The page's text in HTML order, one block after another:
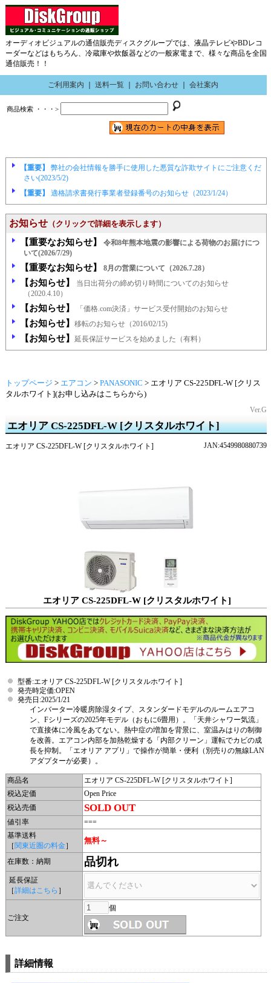
オーディオビジュアルの通信販売ディスクグループでは、液晶テレビやBDレコ
ーダーなどはもちろん、冷蔵庫や炊飯器などの一般家電まで、様々な商品を全国
通信販売！！
ご利用案内 送料一覧 お問い合わせ 会社案内
商品検索 ・・・>
【重要】
弊社の会社情報を勝手に使用した悪質な詐欺サイトにご注意くだ
さい(2023/5/2)
【重要】
適格請求書発行事業者登録番号のお知らせ（2023/1/24）
お知らせ （クリックで詳細を表示します）
【重要なお知らせ】
令和8年熊本地震の影響による荷物のお届けにつ
いて(2026/7/29)
【重要なお知らせ】 8月の営業について（2026.7.28）
【お知らせ】
当日出荷分の締め切り時間についてのお知らせ
（2020.4.10）
【お知らせ】 「価格.com決済」サービス受付開始のお知らせ
【お知らせ】 移転のお知らせ（2016/02/15)
【お知らせ】 延長保証サービスを始めました（有料）
トップページ > エアコン > PANASONIC > エオリア CS-225DFL-W [クリス
タルホワイト](お申し込みはこちらから)
Ver.G
エオリア CS-225DFL-W [クリスタルホワイト]
エオリア CS-225DFL-W [クリスタルホワイト] JAN:4549980880739
エオリア CS-225DFL-W [クリスタルホワイト]
型番:エオリア CS-225DFL-W [クリスタルホワイト]
発売時定価:OPEN
発売日:2025/1/21
インバーター冷暖房除湿タイプ、スタンダードモデルのルームエアコ
ン、Fシリーズの2025年モデル（おもに6畳用）。「天井シャワー気流」
で直接体に冷風をあてない。熱中症の増加を背景に、室温みはりの制御
を改善。エアコン内部を加熱乾燥する「内部クリーン」運転でカビの成
長を抑制。「エオリア アプリ」で操作が簡単・便利（別売りの無線LAN
アダプターが必要）。
商品名
エオリア CS-225DFL-W [クリスタルホワイト]
税込定価
Open Price
税込売価
SOLD OUT
値引率
===
基準送料
［関東近圏の料金］
無料～
在庫数：納期 品切れ
延長保証
［詳細はこちら ］
ご注文
個
詳細情報